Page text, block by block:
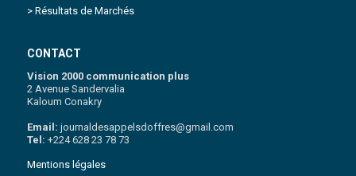
> Résultats de Marchés
CONTACT
Vision 2000 communication plus
2 Avenue Sandervalia
Kaloum Conakry
Email:journaldesappelsdoffres@gmail.com
Tel:+224 628 23 78 73
Mentions légales